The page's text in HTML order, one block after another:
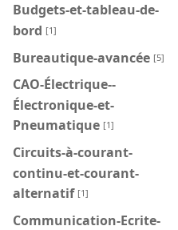
Budgets-et-tableau-de-
bord [1]
Bureautique-avancée [5]
CAO-Électrique--
Électronique-et-
Pneumatique [1]
Circuits-à-courant-
continu-et-courant-
alternatif [1]
Communication-Ecrite-